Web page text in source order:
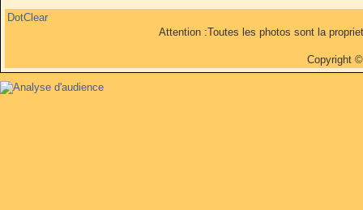
DotClear
Attention :Toutes les photos sont la
Copyright